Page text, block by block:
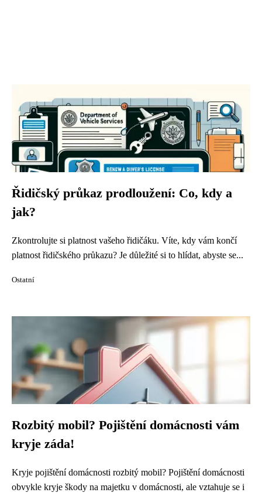
Řidičský průkaz prodloužení: Co, kdy a
jak?
Zkontrolujte si platnost vašeho řidičáku. Víte, kdy vám končí
platnost řidičského průkazu? Je důležité si to hlídat, abyste se...
Ostatní
Rozbitý mobil? Pojištění domácnosti vám
kryje záda!
Kryje pojištění domácnosti rozbitý mobil? Pojištění domácnosti
obvykle kryje škody na majetku v domácnosti, ale vztahuje se i